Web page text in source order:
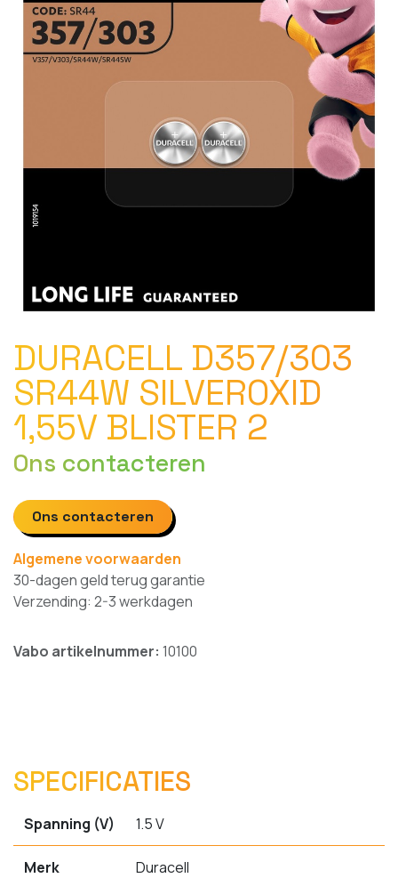
DURACELL D357/303
SR44W SILVEROXID
1,55V BLISTER 2
Ons contacteren
Ons contacteren
Algemene voorwaarden
30-dagen geld terug garantie
Verzending: 2-3 werkdagen
Vabo artikelnummer: 10100
SPECIFICATIES
Spanning (V) 1.5 V
Merk Duracell